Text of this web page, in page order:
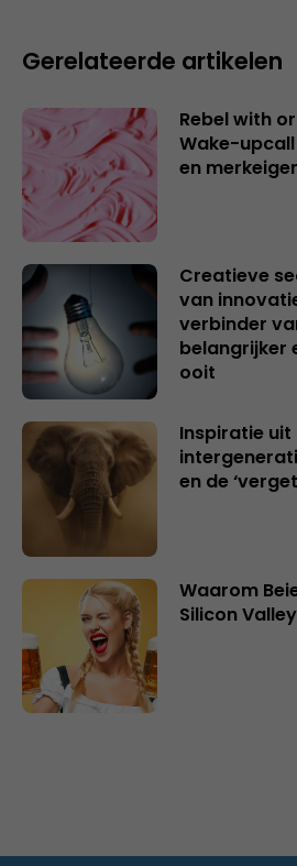
Gerelateerde artikelen
Rebel with
Wake-
en
Creatieve
van
verbinder
belangrijker
ooit
Inspiratie uit
en de
Waarom
Silicon Valley